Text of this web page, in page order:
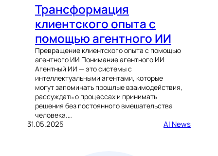
Трансформация
клиентского опыта с
помощью агентного ИИ
Превращение клиентского опыта с помощью
агентного ИИ Понимание агентного ИИ
Агентный ИИ — это системы с
интеллектуальными агентами, которые
могут запоминать прошлые взаимодействия,
рассуждать о процессах и принимать
решения без постоянного вмешательства
человека.…
31.05.2025 AI News